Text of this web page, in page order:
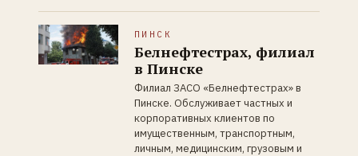
ПИНСК
Белнефтестрах, филиал
в Пинске
Филиал ЗАСО «Белнефтестрах» в
Пинске. Обслуживает частных и
корпоративных клиентов по
имущественным, транспортным,
личным, медицинским, грузовым и